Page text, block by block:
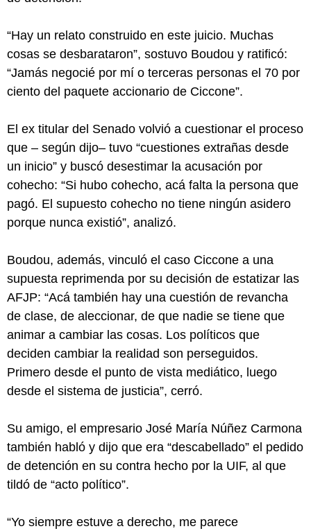
“Hay un relato construido en este juicio. Muchas
cosas se desbarataron”, sostuvo Boudou y ratificó:
“Jamás negocié por mí o terceras personas el 70 por
ciento del paquete accionario de Ciccone”.
El ex titular del Senado volvió a cuestionar el proceso
que – según dijo– tuvo “cuestiones extrañas desde
un inicio” y buscó desestimar la acusación por
cohecho: “Si hubo cohecho, acá falta la persona que
pagó. El supuesto cohecho no tiene ningún asidero
porque nunca existió”, analizó.
Boudou, además, vinculó el caso Ciccone a una
supuesta reprimenda por su decisión de estatizar las
AFJP: “Acá también hay una cuestión de revancha
de clase, de aleccionar, de que nadie se tiene que
animar a cambiar las cosas. Los políticos que
deciden cambiar la realidad son perseguidos.
Primero desde el punto de vista mediático, luego
desde el sistema de justicia”, cerró.
Su amigo, el empresario José María Núñez Carmona
también habló y dijo que era “descabellado” el pedido
de detención en su contra hecho por la UIF, al que
tildó de “acto político”.
“Yo siempre estuve a derecho, me parece